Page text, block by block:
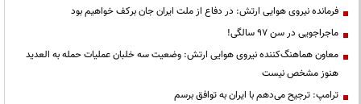
فرمانده نیروی هوایی ارتش: در دفاع از ملت ایران جان برکف خواهیم بود
ماجراجویی در سن ۹۷ سالگی!
معاون هماهنگ‌کننده نیروی هوایی ارتش: وضعیت سه خلبان عملیات حمله به العدید
هنوز مشخص نیست
ترامپ: ترجیح می‌دهم با ایران به توافق برسم